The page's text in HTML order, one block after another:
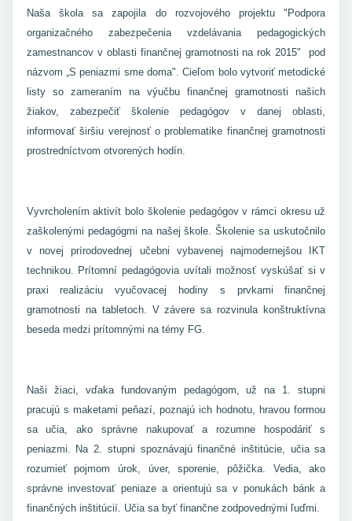
Naša škola sa zapojila do rozvojového projektu "Podpora
organizačného zabezpečenia vzdelávania pedagogických
zamestnancov v oblasti finančnej gramotnosti na rok 2015"
pod
názvom „S peniazmi sme doma". Cieľom bolo vytvoriť metodické
listy so zameraním na výučbu finančnej gramotnosti našich
žiakov, zabezpečiť školenie pedagógov v danej oblasti,
informovať širšiu verejnosť o problematike finančnej gramotnosti
prostredníctvom otvorených hodín.
Vyvrcholením aktivít bolo školenie pedagógov v rámci okresu už
zaškolenými pedagógmi na našej škole. Školenie sa uskutočnilo
v novej prírodovednej učebni vybavenej najmodernejšou IKT
technikou. Prítomní pedagógovia uvítali možnosť vyskúšať si v
praxi realizáciu vyučovacej hodiny s prvkami finančnej
gramotnosti na tabletoch. V závere sa rozvinula konštruktívna
beseda medzi prítomnými na témy FG.
Naši žiaci, vďaka fundovaným pedagógom, už na 1. stupni
pracujú s maketami peňazí, poznajú ich hodnotu, hravou formou
sa učia, ako správne nakupovať a rozumne hospodáriť s
peniazmi. Na 2. stupni spoznávajú finančné inštitúcie, učia sa
rozumieť pojmom úrok, úver, sporenie, pôžička. Vedia, ako
správne investovať peniaze a orientujú sa v ponukách bánk a
finančných inštitúcií. Učia sa byť finančne zodpovednými ľuďmi.